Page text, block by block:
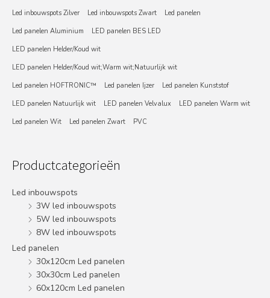
Led inbouwspots Zilver
Led inbouwspots Zwart
Led panelen
Led panelen Aluminium
LED panelen BES LED
LED panelen Helder/Koud wit
LED panelen Helder/Koud wit;Warm wit;Natuurlijk wit
Led panelen HOFTRONIC™
Led panelen Ijzer
Led panelen Kunststof
LED panelen Natuurlijk wit
LED panelen Velvalux
LED panelen Warm wit
Led panelen Wit
Led panelen Zwart PVC
Productcategorieën
Led inbouwspots
3W led inbouwspots
5W led inbouwspots
8W led inbouwspots
Led panelen
30x120cm Led panelen
30x30cm Led panelen
60x120cm Led panelen